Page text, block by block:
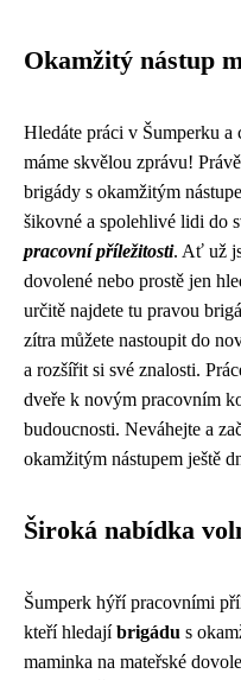
Okamžitý nástup
Hledáte práci v Šumperku a
máme skvělou zprávu!
brigády s okamžitým
šikovné a spolehlivé lidi do
pracovní příležitosti. Ať už
dovolené nebo prostě jen
určitě najdete tu pravou
zítra můžete nastoupit do
a rozšířit si své znalosti.
dveře k novým pracovním
budoucnosti. Neváhejte a
okamžitým nástupem ještě
Široká nabídka
Šumperk hýří pracovními
kteří hledajíbrigádu s
maminka na mateřské